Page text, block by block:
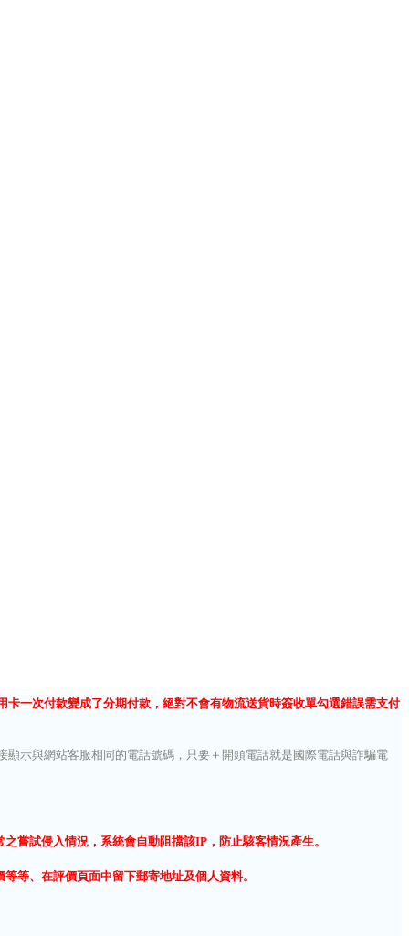
一次付款變成了分期付款，絕對不會有物流送貨時簽收單勾選錯誤需支付
顯示與網站客服相同的電話號碼 ，只要 ＋開頭電話就是國際電話與詐騙電
嘗試侵入情況，系統會自動阻擋該IP，防止駭客情況產生。
等、在評價頁面中留下郵寄地址及個人資料。